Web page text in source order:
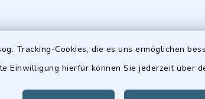
Tracking-Cookies, die es uns ermöglichen
Einwilligung hierfür können Sie jederzeit über
Hinweis